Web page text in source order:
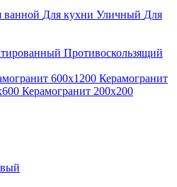
ванной Для кухни Уличный Для
Противоскользящий
600x1200 Керамогранит
Керамогранит 200x200